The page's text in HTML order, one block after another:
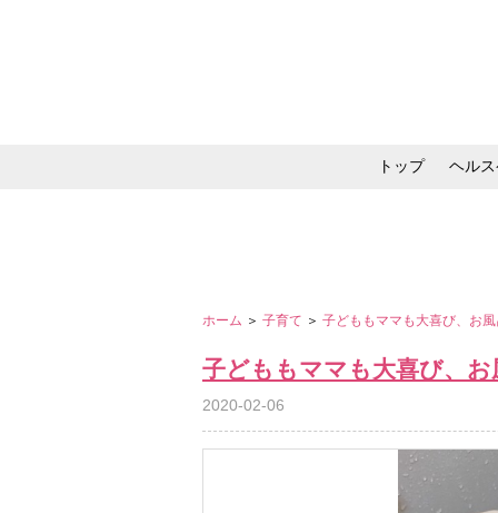
トップ ヘル
ホーム ＞ 子育て ＞ 子どももママも大喜び、お
子どももママも大喜び、
2020-02-06